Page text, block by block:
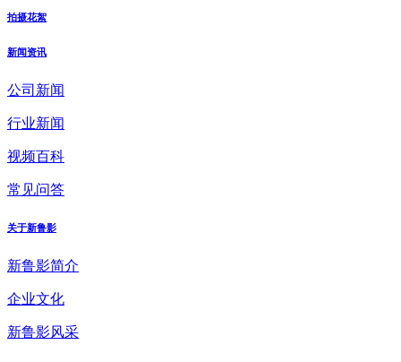
拍摄花絮
新闻资讯
公司新闻
行业新闻
视频百科
常见问答
关于新鲁影
新鲁影简介
企业文化
新鲁影风采